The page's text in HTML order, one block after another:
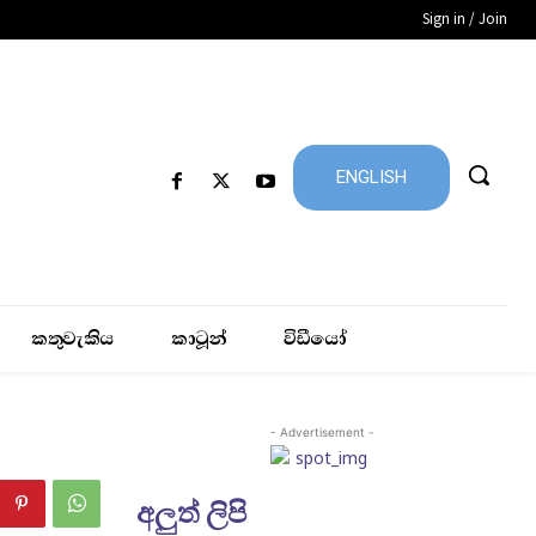
Sign in / Join
ENGLISH
කතුවැකිය කාටූන් විඩීයෝ
- Advertisement -
අලුත් ලිපි